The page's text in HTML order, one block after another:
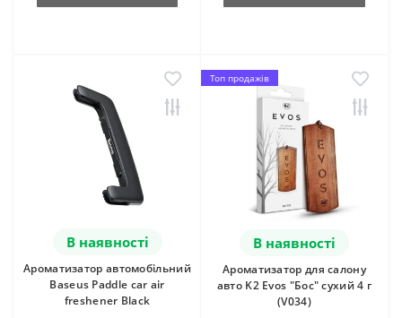
В наявності
Ароматизатор автомобільний
Baseus Paddle car air
freshener Black
Топ продажів
В наявності
Ароматизатор для салону
авто K2 Evos "Бос" сухий 4 г
(V034)